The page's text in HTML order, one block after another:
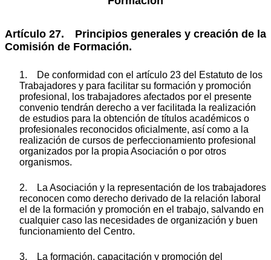
Artículo 27. Principios generales y creación de la
Comisión de Formación.
1. De conformidad con el artículo 23 del Estatuto de los
Trabajadores y para facilitar su formación y promoción
profesional, los trabajadores afectados por el presente
convenio tendrán derecho a ver facilitada la realización
de estudios para la obtención de títulos académicos o
profesionales reconocidos oficialmente, así como a la
realización de cursos de perfeccionamiento profesional
organizados por la propia Asociación o por otros
organismos.
2. La Asociación y la representación de los trabajadores
reconocen como derecho derivado de la relación laboral
el de la formación y promoción en el trabajo, salvando en
cualquier caso las necesidades de organización y buen
funcionamiento del Centro.
3. La formación, capacitación y promoción del